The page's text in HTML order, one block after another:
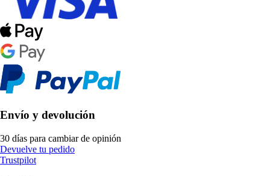
Envío y devolución
30 días para cambiar de opinión
Devuelve tu pedido
Trustpilot